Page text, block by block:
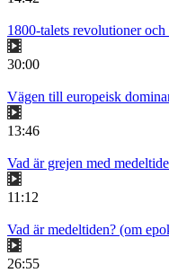
1800-talets revolutioner
30:00
Vägen till europeisk
13:46
Vad är grejen med
11:12
Vad är medeltiden? (om
26:55